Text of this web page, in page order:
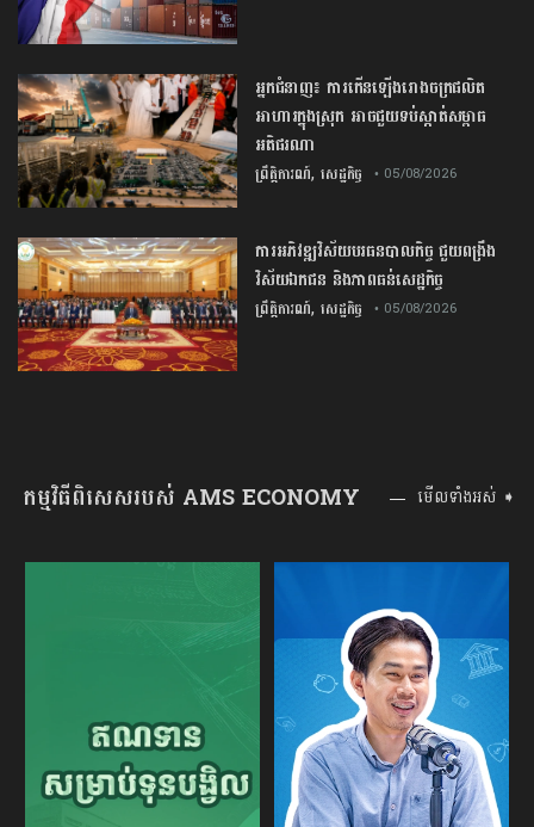
​អ្នកជំនាញ​៖ ​ការ​កើនឡើង​រោងចក្រ​ផលិត​
អាហារ​ក្នុង​ស្រុក​ ​អាច​ជួយ​​ទប់ស្កាត់​សម្ពាធ​
អតិផរណា
ព្រឹត្តិការណ៍, សេដ្ឋកិច្ច • 05/08/2026
ការ​អភិវឌ្ឍ​វិស័យ​បរធន​បាលកិច្ច ​ជួយ​ពង្រឹង​
វិស័យ​ឯកជន ​និង​ភាព​ធន់​សេដ្ឋកិច្ច​
ព្រឹត្តិការណ៍, សេដ្ឋកិច្ច • 05/08/2026
កម្មវិធីពិសេសរបស់ AMS ECONOMY មើលទាំងអស់ ➧